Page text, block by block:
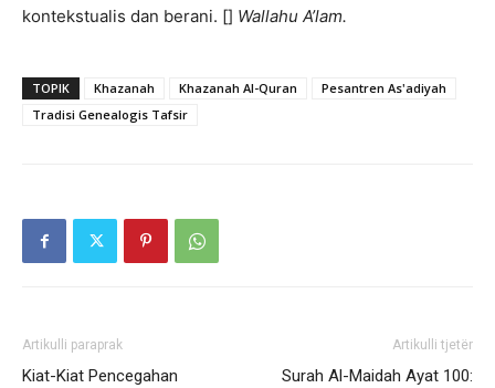
kontekstualis dan berani. [] Wallahu A’lam.
TOPIK Khazanah Khazanah Al-Quran
Pesantren As'adiyah
Tradisi Genealogis Tafsir
Artikulli paraprak
Kiat-Kiat Pencegahan
Artikulli tjetër
Surah Al-Maidah Ayat 100: